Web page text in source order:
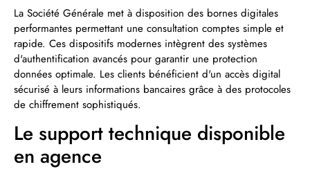
La Société Générale met à disposition des bornes digitales
performantes permettant une consultation comptes simple et
rapide. Ces dispositifs modernes intègrent des systèmes
d'authentification avancés pour garantir une protection
données optimale. Les clients bénéficient d'un accès digital
sécurisé à leurs informations bancaires grâce à des protocoles
de chiffrement sophistiqués.
Le support technique disponible
en agence